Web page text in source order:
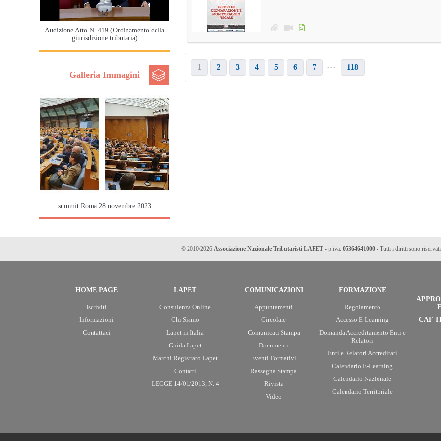
Audizione Atto N. 419 (Ordinamento della
giurisdizione tributaria)
Galleria Immagini
summit Roma 28 novembre 2023
1 2 3 4 5 6 7 ... 118
© 2010/2026 Associazione Nazionale Tributaristi LAPET - p.iva: 05364641000 - Tutti i diritti sono riservati.
HOME PAGE
Iscriviti
Informazioni
Contattaci
LAPET
Consulenza Online
Chi Siamo
Lapet in Italia
Guida Lapet
Marchi Registrato Lapet
Contatti
LEGGE 14/01/2013, N. 4
COMUNICAZIONI
Appuntamenti
Circolare
Comunicati Stampa
Documenti
Eventi Formativi
Rassegna Stampa
Rivista
Video
FORMAZIONE
Regolamento
Accesso E-Learning
Domanda Accreditamento Enti e
Relatori
Enti e Relatori Accreditati
Calendario E-Learning
Calendario Nazionale
Calendario Territoriale
CAF